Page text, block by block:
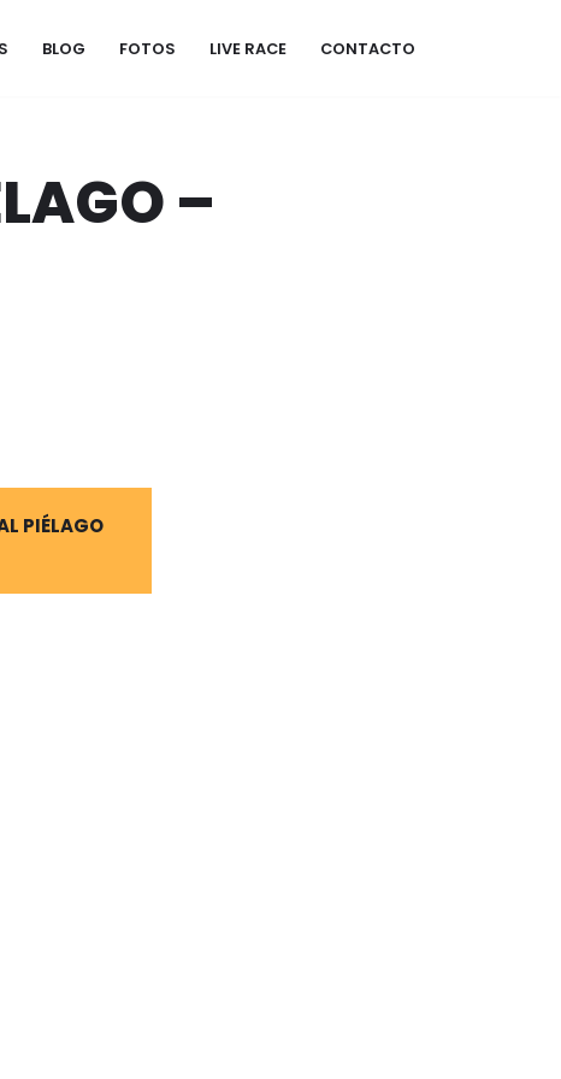
BLOG FOTOS LIVE RACE CONTACTO
–
PIÉLAGO